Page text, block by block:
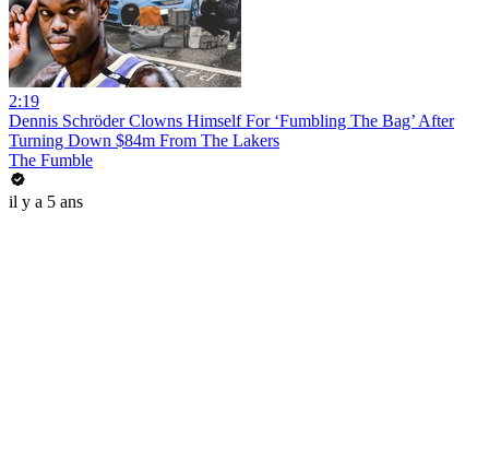
2:19
Dennis Schröder Clowns Himself For ‘Fumbling The Bag’ After
Turning Down $84m From The Lakers
The Fumble
il y a 5 ans